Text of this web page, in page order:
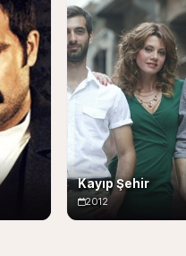
Kayıp Şehir
2012